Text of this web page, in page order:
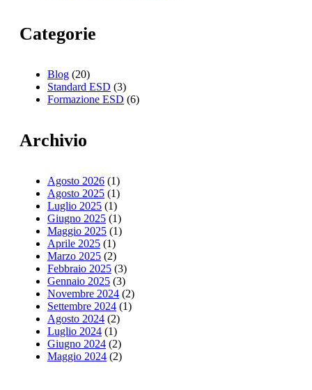
Categorie
Blog (20)
Standard ESD (3)
Formazione ESD (6)
Archivio
Agosto 2026 (1)
Agosto 2025 (1)
Luglio 2025 (1)
Giugno 2025 (1)
Maggio 2025 (1)
Aprile 2025 (1)
Marzo 2025 (2)
Febbraio 2025 (3)
Gennaio 2025 (3)
Novembre 2024 (2)
Settembre 2024 (1)
Agosto 2024 (2)
Luglio 2024 (1)
Giugno 2024 (2)
Maggio 2024 (2)